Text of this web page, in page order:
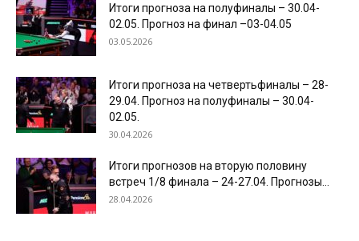
Итоги прогноза на полуфиналы – 30.04-
02.05. Прогноз на финал –03-04.05
03.05.2026
Итоги прогноза на четвертьфиналы – 28-
29.04. Прогноз на полуфиналы – 30.04-
02.05.
30.04.2026
Итоги прогнозов на вторую половину
встреч 1/8 финала – 24-27.04. Прогнозы...
28.04.2026